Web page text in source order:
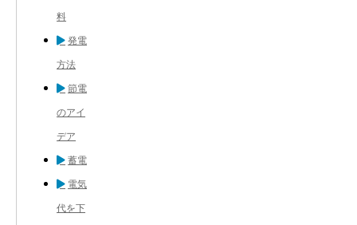
料
発電
方法
節電
のアイ
デア
蓄電
電気
代を下